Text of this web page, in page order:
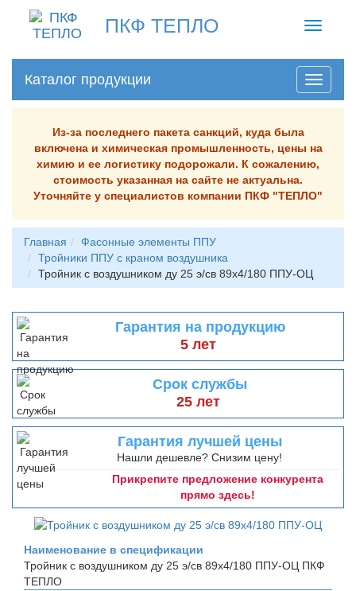
ПКФ ТЕПЛО
Toggle
Каталог продукции
Из-за последнего пакета санкций, куда была
включена и химическая промышленность, цены на
химию и ее логистику подорожали. К сожалению,
стоимость указанная на сайте не актуальна.
Уточняйте у специалистов компании ПКФ "ТЕПЛО"
Главная
Фасонные элементы ППУ
Тройники ППУ с краном воздушника
Тройник с воздушником ду 25 э/св 89х4/180 ППУ-ОЦ
Гарантия на продукцию
5 лет
Срок службы
25 лет
Гарантия лучшей цены
Нашли дешевле? Снизим цену!
Прикрепите предложение конкурента
прямо здесь!
Наименование в спецификации
Тройник с воздушником ду 25 э/св 89х4/180 ППУ-ОЦ ПКФ
ТЕПЛО